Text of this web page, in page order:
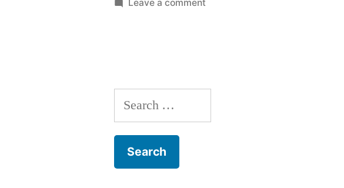
Leave a comment
Search
for: